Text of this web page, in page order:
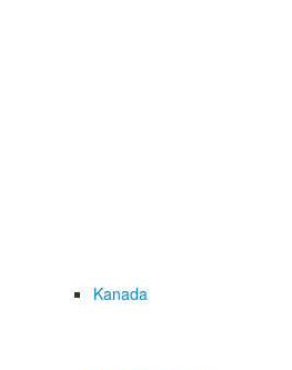
Kanada